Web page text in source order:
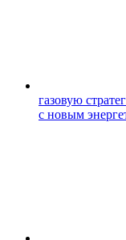
газовую
с новым